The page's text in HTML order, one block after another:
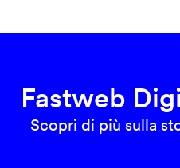
Fastweb
Scopri di più sulla